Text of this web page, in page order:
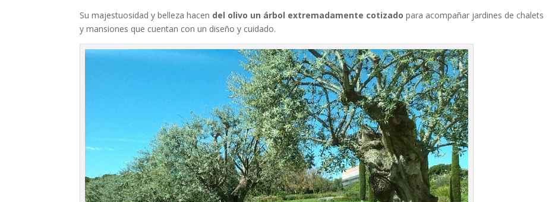
Su majestuosidad y belleza hacen del olivo un árbol extremadamente cotizado para acompañar jardines de chalets
y mansiones que cuentan con un diseño y cuidado.